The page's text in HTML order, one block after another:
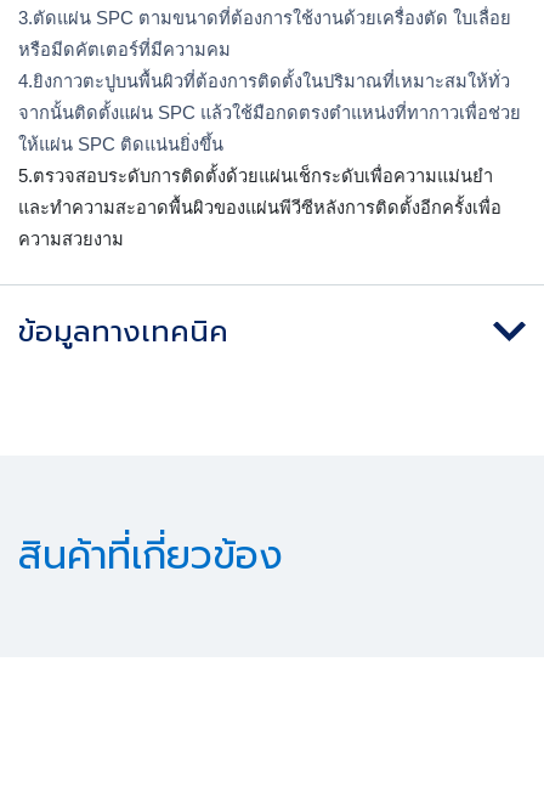
3.ตัดแผ่น SPC ตามขนาดที่ต้องการใช้งานด้วยเครื่องตัด ใบเลื่อย
หรือมีดคัตเตอร์ที่มีความคม
4.ยิงกาวตะปูบนพื้นผิวที่ต้องการติดตั้งในปริมาณที่เหมาะสมให้ทั่ว
จากนั้นติดตั้งแผ่น SPC แล้วใช้มือกดตรงตำแหน่งที่ทากาวเพื่อช่วย
ให้แผ่น SPC ติดแน่นยิ่งขึ้น
5.ตรวจสอบระดับการติดตั้งด้วยแผ่นเช็กระดับเพื่อความแม่นยำ
และทำความสะอาดพื้นผิวของแผ่นพีวีซีหลังการติดตั้งอีกครั้งเพื่อ
ความสวยงาม
ข้อมูลทางเทคนิค
สินค้าที่เกี่ยวข้อง